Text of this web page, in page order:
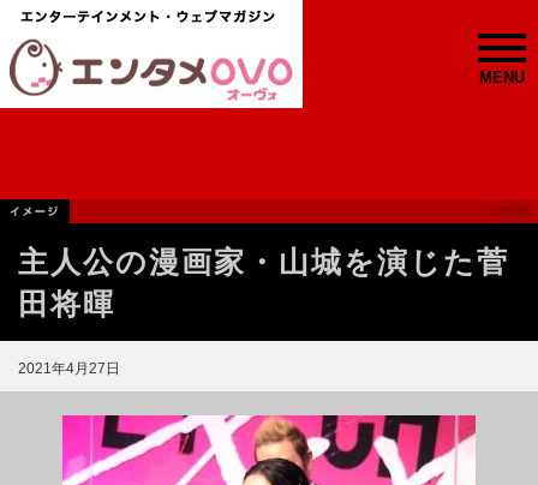
MENU
主人公の漫画家・山城を演じた菅
田将暉
2021年4月27日